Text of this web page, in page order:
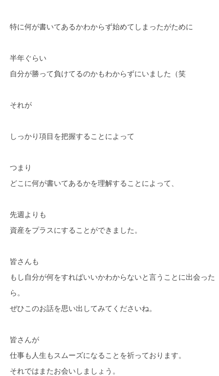
特に何が書いてあるかわからず始めてしまったがために
半年ぐらい
自分が勝って負けてるのかもわからずにいました（笑
それが
しっかり項目を把握することによって
つまり
どこに何が書いてあるかを理解することによって、
先週よりも
資産をプラスにすることができました。
皆さんも
もし自分が何をすればいいかわからないと言うことに出会った
ら。
ぜひこのお話を思い出してみてくださいね。
皆さんが
仕事も人生もスムーズになることを祈っております。
それではまたお会いしましょう。